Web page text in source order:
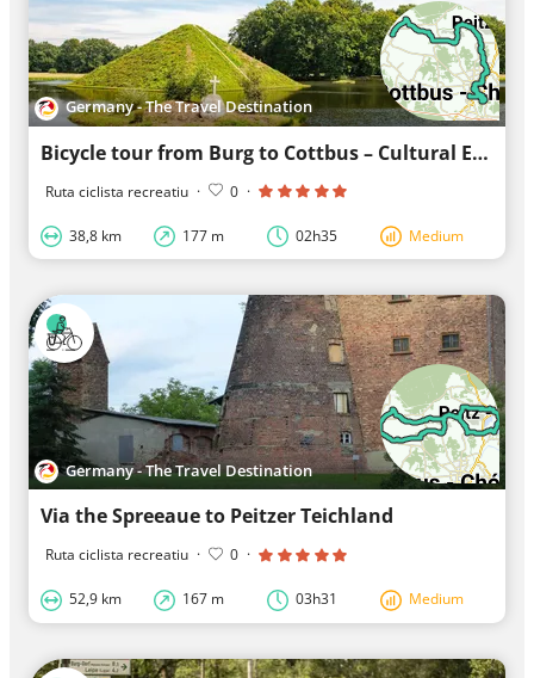
Germany - The Travel Destination
Bicycle tour from Burg to Cottbus – Cultural Experience
Ruta ciclista recreatiu · 0 ·
38,8 km 177 m 02h35 Medium
Germany - The Travel Destination
Via the Spreeaue to Peitzer Teichland
Ruta ciclista recreatiu · 0 ·
52,9 km 167 m 03h31 Medium